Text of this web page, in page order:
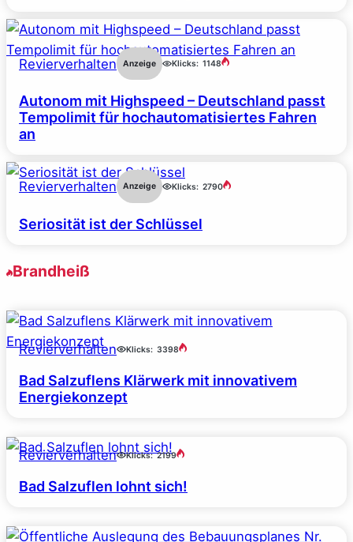
Revierverhalten Anzeige Klicks: 1148
Autonom mit Highspeed – Deutschland passt
Tempolimit für hochautomatisiertes Fahren
an
Revierverhalten Anzeige Klicks: 2790
Seriosität ist der Schlüssel
Brandheiß
Revierverhalten Klicks: 3398
Bad Salzuflens Klärwerk mit innovativem
Energiekonzept
Revierverhalten Klicks: 2199
Bad Salzuflen lohnt sich!